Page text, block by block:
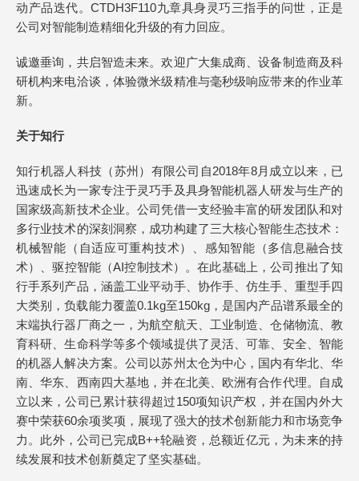
动产品迭代。CTDH3F110九章具身灵巧三指手的问世，正是
公司对智能制造精细化升级的有力回应。
诚邀垂询，共启智造未来。欢迎广大集成商、设备制造商及科
研机构来电洽谈，体验微米级精准与毫秒级响应带来的作业革
新。
关于知行
知行机器人科技（苏州）有限公司自2018年8月成立以来，已
迅速成长为一家专注于灵巧手及具身智能机器人研发与生产的
国家级高新技术企业。公司凭借一支经验丰富的研发团队和对
多行业技术的深刻洞察，成功构建了三大核心智能生态技术：
机械智能（自适应可重构技术）、感知智能（多信息融合技
术）、驱控智能（AI控制技术）。在此基础上，公司推出了知
行手系列产品，涵盖工业平动手、协作手、仿生手、重型手四
大类别，负载能力覆盖0.1kg至150kg，是国内产品谱系最全的
末端执行器厂商之一，为航空航天、工业制造、仓储物流、教
育科研、生命科学等多个领域提供了灵活、可靠、安全、智能
的机器人解决方案。公司以苏州太仓为中心，国内有华北、华
南、华东、西南四大基地，并在北美、欧洲有合作代理。自成
立以来，公司已累计获得超过150项知识产权，并在国内外大
赛中荣获60余项奖项，展现了强大的技术创新能力和市场竞争
力。此外，公司已完成B++轮融资，总额近亿元，为未来的持
续发展和技术创新奠定了坚实基础。